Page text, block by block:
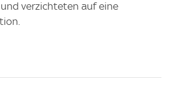
verzichteten auf eine